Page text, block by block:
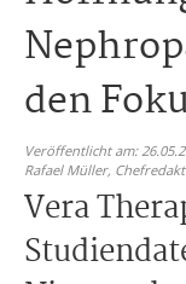
den
Veröffentlicht am:
Rafael Müller,
Vera